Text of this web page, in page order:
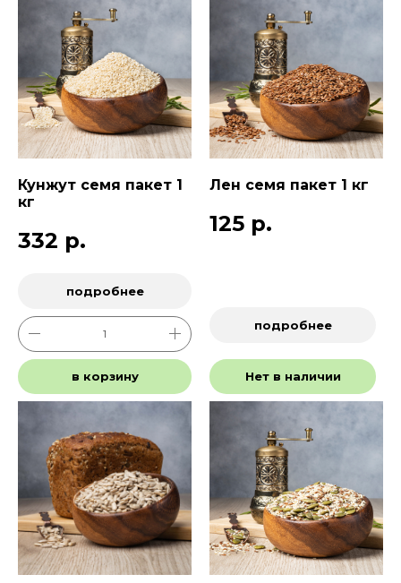
Кунжут семя пакет 1
кг
332 р.
подробнее
в корзину
Лен семя пакет 1 кг
125 р.
подробнее
Нет в наличии